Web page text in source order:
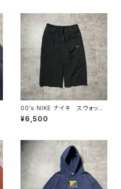
00's NIKE ナイキ スウォッシ
ュ 刺繍ロゴ クロップド丈
ブラック 黒 ナイロンショー
¥6,500